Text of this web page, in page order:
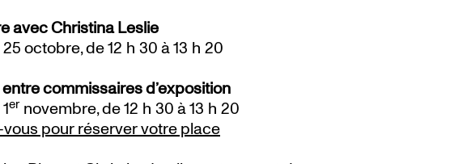
avec Christina Leslie
octobre, de 12 h 30 à 13 h 20
commissaires d’exposition
ernovembre, de 12 h 30 à 13 h 20
pour réserver votre place